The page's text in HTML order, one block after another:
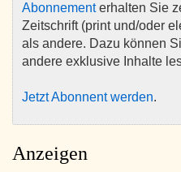
Abonnementerhalten Sie
Zeitschrift (print und/oder
als andere. Dazu können
andere exklusive Inhalte
Jetzt Abonnent werden.
Anzeigen